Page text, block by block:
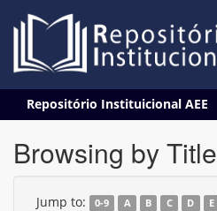
navigation
Repositório Instituicional AEE
Browsing by Title
Jump to: 0-9 A B C D E